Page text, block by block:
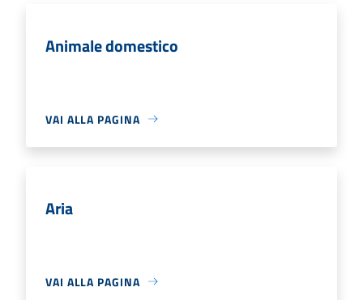
Animale domestico
VAI ALLA PAGINA
Aria
VAI ALLA PAGINA